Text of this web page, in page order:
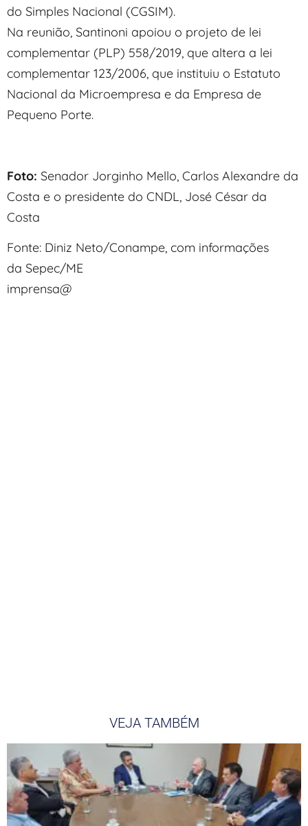
do Simples Nacional (CGSIM).
Na reunião, Santinoni apoiou o projeto de lei
complementar (PLP) 558/2019, que altera a lei
complementar 123/2006, que instituiu o Estatuto
Nacional da Microempresa e da Empresa de
Pequeno Porte.
Foto: Senador Jorginho Mello, Carlos Alexandre da
Costa e o presidente do CNDL, José César da
Costa
Fonte: Diniz Neto/Conampe, com informações
da Sepec/ME
imprensa@
VEJA TAMBÉM